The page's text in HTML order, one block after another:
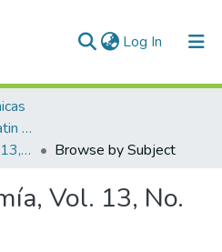
Log In (current)
Ecos de Economía: A Latin American Journal of Applied Economics
Ecos de Economía, Vol. 13, No. 29 (2009)
Browse by Subject
Vol. 13, No.